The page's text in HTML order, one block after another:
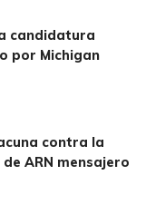
candidatura
por Michigan
contra la
ARN mensajero